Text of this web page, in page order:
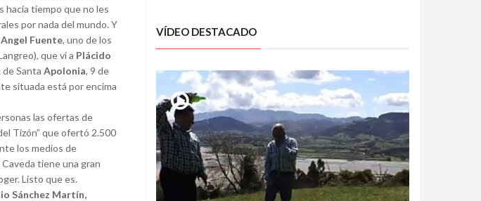
hacía tiempo que no les
por nada del mundo. Y
Fuente, uno de los
que vi a Plácido
Santa Apolonia, 9 de
situada está por encima
las ofertas de
Tizón” que ofertó 2.500
los medios de
tiene una gran
Listo que es.
Sánchez Martín,
VÍDEO DESTACADO